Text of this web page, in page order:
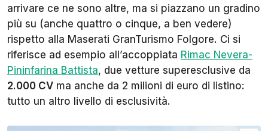
arrivare ce ne sono altre, ma si piazzano un gradino
più su (anche quattro o cinque, a ben vedere)
rispetto alla Maserati GranTurismo Folgore. Ci si
riferisce ad esempio all’accoppiata Rimac Nevera-
Pininfarina Battista, due vetture superesclusive da
2.000 CV ma anche da 2 milioni di euro di listino:
tutto un altro livello di esclusività.